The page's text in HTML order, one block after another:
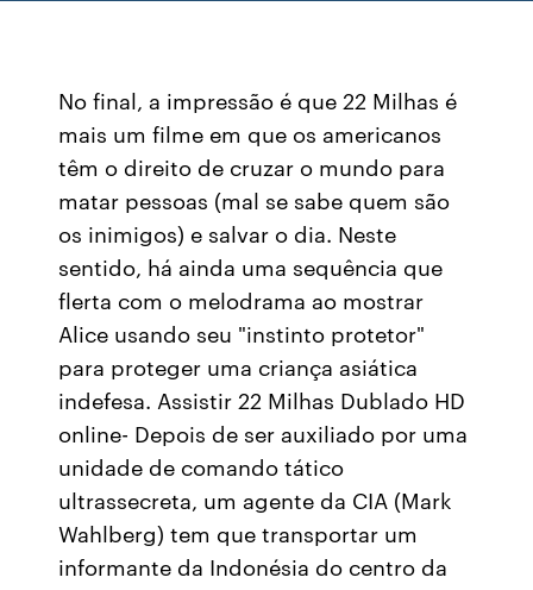
No final, a impressão é que 22 Milhas é
mais um filme em que os americanos
têm o direito de cruzar o mundo para
matar pessoas (mal se sabe quem são
os inimigos) e salvar o dia. Neste
sentido, há ainda uma sequência que
flerta com o melodrama ao mostrar
Alice usando seu "instinto protetor"
para proteger uma criança asiática
indefesa. Assistir 22 Milhas Dublado HD
online- Depois de ser auxiliado por uma
unidade de comando tático
ultrassecreta, um agente da CIA (Mark
Wahlberg) tem que transportar um
informante da Indonésia do centro da